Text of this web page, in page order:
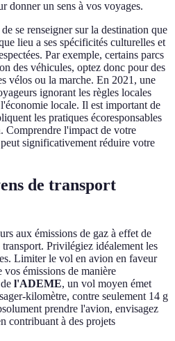
donner un sens à vos voyages.
se renseigner sur la destination que
lieu a ses spécificités culturelles et
Par exemple, certains parcs
des véhicules, optez donc pour des
vélos ou la marche. En 2021, une
ignorant les règles locales
locale. Il est important de
les pratiques écoresponsables
Comprendre l'impact de votre
significativement réduire votre
de transport
aux émissions de gaz à effet de
Privilégiez idéalement les
Limiter le vol en avion en faveur
émissions de manière
l'ADEME, un vol moyen émet
kilomètre, contre seulement 14 g
prendre l'avion, envisagez
contribuant à des projets